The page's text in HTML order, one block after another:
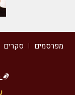
מפרסמים סקרים